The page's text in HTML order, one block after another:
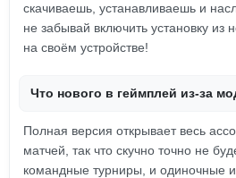
скачиваешь, устанавливаешь и
не забывай включить установку из
на своём устройстве!
Что нового в геймплей из-за
Полная версия открывает весь
матчей, так что скучно точно не
командные турниры, и одиночные